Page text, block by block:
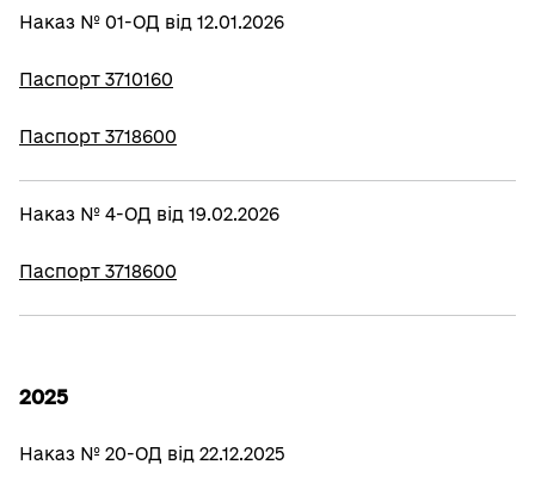
Наказ № 01-ОД від 12.01.2026
Паспорт 3710160
Паспорт 3718600
Наказ № 4-ОД від 19.02.2026
Паспорт 3718600
2025
Наказ № 20-ОД від 22.12.2025